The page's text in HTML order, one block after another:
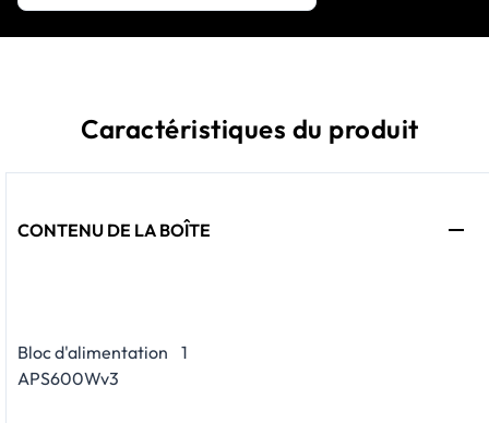
Caractéristiques du produit
CONTENU DE LA BOÎTE
Bloc d'alimentation
APS600Wv3
1